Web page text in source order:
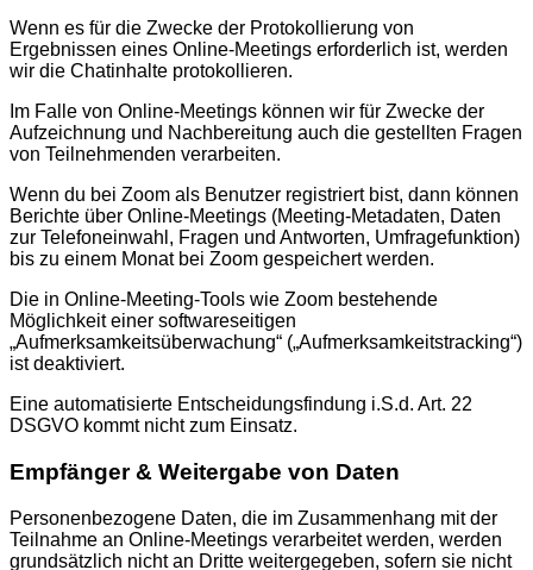
Wenn es für die Zwecke der Protokollierung von
Ergebnissen eines Online-Meetings erforderlich ist, werden
wir die Chatinhalte protokollieren.
Im Falle von Online-Meetings können wir für Zwecke der
Aufzeichnung und Nachbereitung auch die gestellten Fragen
von Teilnehmenden verarbeiten.
Wenn du bei Zoom als Benutzer registriert bist, dann können
Berichte über Online-Meetings (Meeting-Metadaten, Daten
zur Telefoneinwahl, Fragen und Antworten, Umfragefunktion)
bis zu einem Monat bei Zoom gespeichert werden.
Die in Online-Meeting-Tools wie Zoom bestehende
Möglichkeit einer softwareseitigen
„Aufmerksamkeitsüberwachung“ („Aufmerksamkeitstracking“)
ist deaktiviert.
Eine automatisierte Entscheidungsfindung i.S.d. Art. 22
DSGVO kommt nicht zum Einsatz.
Empfänger & Weitergabe von Daten
Personenbezogene Daten, die im Zusammenhang mit der
Teilnahme an Online-Meetings verarbeitet werden, werden
grundsätzlich nicht an Dritte weitergegeben, sofern sie nicht